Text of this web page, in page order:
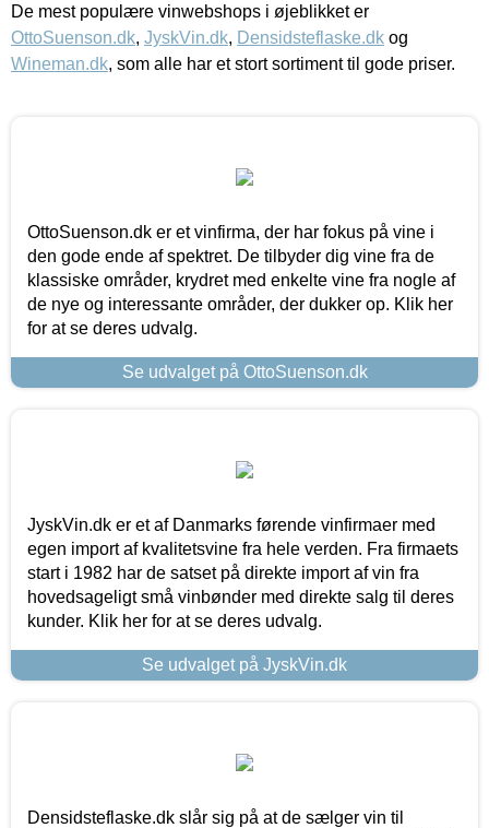
De mest populære vinwebshops i øjeblikket er
OttoSuenson.dk, JyskVin.dk, Densidsteflaske.dk og
Wineman.dk, som alle har et stort sortiment til gode priser.
OttoSuenson.dk er et vinfirma, der har fokus på vine i
den gode ende af spektret. De tilbyder dig vine fra de
klassiske områder, krydret med enkelte vine fra nogle af
de nye og interessante områder, der dukker op. Klik her
for at se deres udvalg.
Se udvalget på OttoSuenson.dk
JyskVin.dk er et af Danmarks førende vinfirmaer med
egen import af kvalitetsvine fra hele verden. Fra firmaets
start i 1982 har de satset på direkte import af vin fra
hovedsageligt små vinbønder med direkte salg til deres
kunder. Klik her for at se deres udvalg.
Se udvalget på JyskVin.dk
Densidsteflaske.dk slår sig på at de sælger vin til